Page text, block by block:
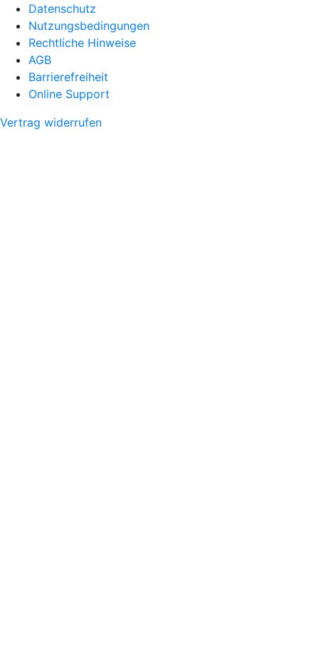
Datenschutz
Nutzungsbedingungen
Rechtliche Hinweise
AGB
Barrierefreiheit
Online Support
Vertrag widerrufen